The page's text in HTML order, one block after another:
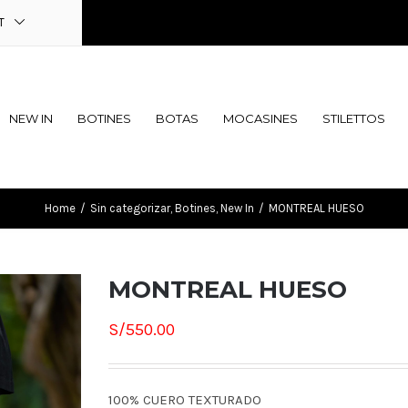
NEW IN BOTINES BOTAS MOCASINES STILETTOS
Home / Sin categorizar, Botines, New In / MONTREAL HUESO
MONTREAL HUESO
S/550.00
100% CUERO TEXTURADO